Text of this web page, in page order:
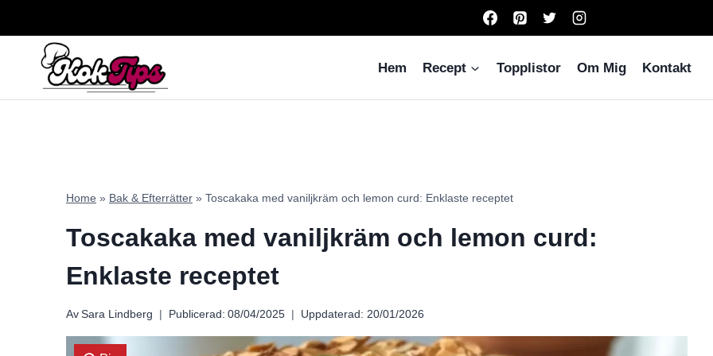
Hem
Recept Topplistor Om Mig Kontakt
Home » Bak & Efterrätter » Toscakaka med vaniljkräm och lemon curd: Enklaste receptet
Toscakaka med vaniljkräm och lemon curd:
Enklaste receptet
Av Sara Lindberg Publicerad: 08/04/2025 Uppdaterad: 20/01/2026